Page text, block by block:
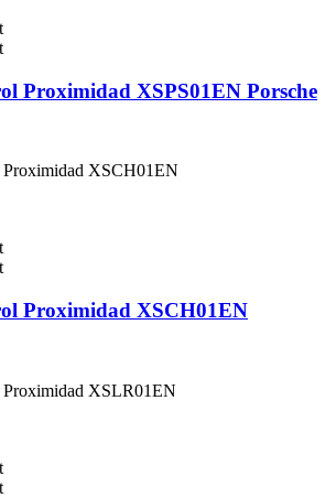
Proximidad XSPS01EN Porsche
Proximidad XSCH01EN